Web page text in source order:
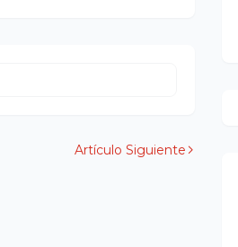
Artículo Siguiente